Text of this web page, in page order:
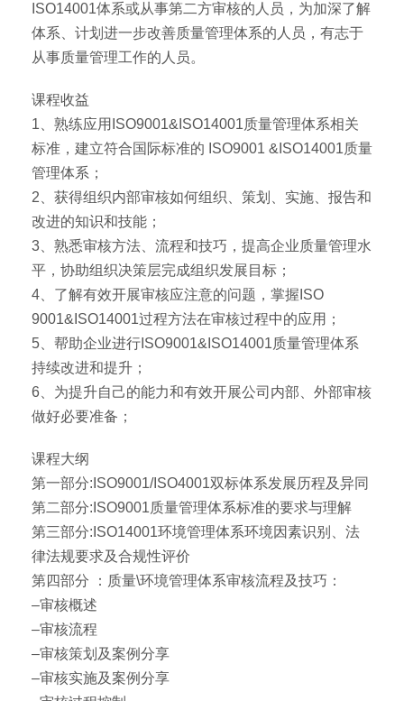
ISO14001体系或从事第二方审核的人员，为加深了解
体系、计划进一步改善质量管理体系的人员，有志于
从事质量管理工作的人员。
课程收益
1、熟练应用ISO9001&ISO14001质量管理体系相关
标准，建立符合国际标准的 ISO9001 &ISO14001质量
管理体系；
2、获得组织内部审核如何组织、策划、实施、报告和
改进的知识和技能；
3、熟悉审核方法、流程和技巧，提高企业质量管理水
平，协助组织决策层完成组织发展目标；
4、了解有效开展审核应注意的问题，掌握ISO
9001&ISO14001过程方法在审核过程中的应用；
5、帮助企业进行ISO9001&ISO14001质量管理体系
持续改进和提升；
6、为提升自己的能力和有效开展公司内部、外部审核
做好必要准备；
课程大纲
第一部分:ISO9001/ISO4001双标体系发展历程及异同
第二部分:ISO9001质量管理体系标准的要求与理解
第三部分:ISO14001环境管理体系环境因素识别、法
律法规要求及合规性评价
第四部分 ：质量\环境管理体系审核流程及技巧：
–审核概述
–审核流程
–审核策划及案例分享
–审核实施及案例分享